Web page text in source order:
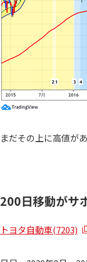
まだその上に高値が
200日移動がサ
トヨタ自動車(7203)